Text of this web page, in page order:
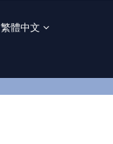
繁體中文